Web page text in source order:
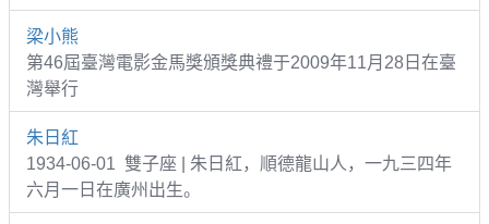
梁小熊
第46屆臺灣電影金馬獎頒獎典禮于2009年11月28日在臺
灣舉行
朱日紅
1934-06-01 雙子座 | 朱日紅，順德龍山人，一九三四年
六月一日在廣州出生。